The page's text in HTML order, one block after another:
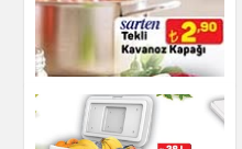
Mutfak Ürünleri
Sarten Tekli Kavanoz
Kapağı